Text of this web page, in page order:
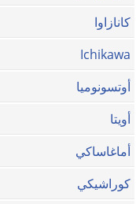
كانازاوا
Ichikawa
أوتسونوميا
أويتا
أماغاساكي
كوراشيكي